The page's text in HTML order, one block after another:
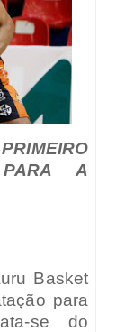
A
Basket
para
se do